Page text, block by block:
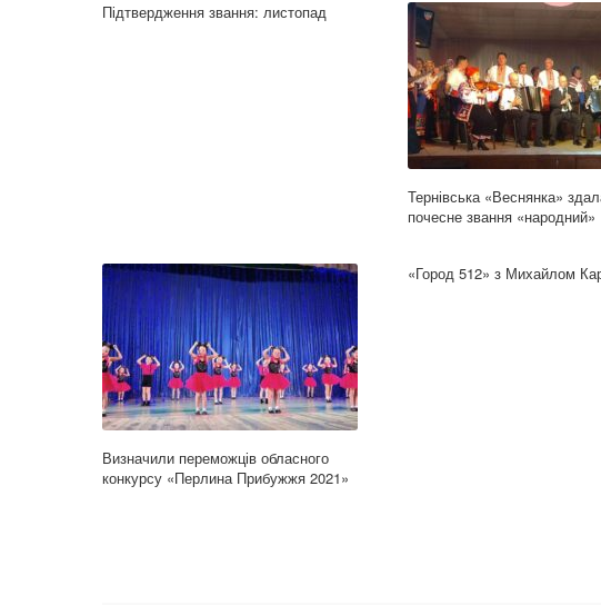
Підтвердження звання: листопад
Тернівська «Веснянка»
почесне звання «народний»
Визначили переможців обласного
конкурсу «Перлина Прибужжя 2021»
«Город 512» з Михайлом